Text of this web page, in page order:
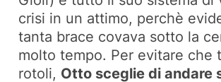
crisi in un attimo, perchè
tanta brace covava sotto la
molto tempo. Per evitare che
rotoli, Otto sceglie di andare